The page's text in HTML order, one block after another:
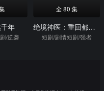
年
/逆袭
全 80 集
绝境神医：重回都市踏巅峰
短剧/剧情短剧/强者